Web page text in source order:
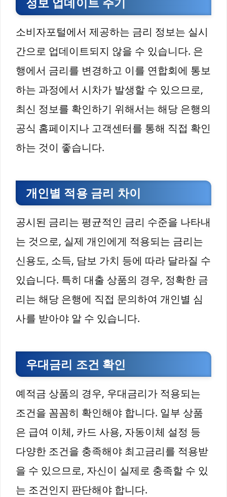
소비자포털에서 제공하는 금리 정보는 실시
간으로 업데이트되지 않을 수 있습니다. 은
행에서 금리를 변경하고 이를 연합회에 통보
하는 과정에서 시차가 발생할 수 있으므로,
최신 정보를 확인하기 위해서는 해당 은행의
공식 홈페이지나 고객센터를 통해 직접 확인
하는 것이 좋습니다.
개인별 적용 금리 차이
공시된 금리는 평균적인 금리 수준을 나타내
는 것으로, 실제 개인에게 적용되는 금리는
신용도, 소득, 담보 가치 등에 따라 달라질 수
있습니다. 특히 대출 상품의 경우, 정확한 금
리는 해당 은행에 직접 문의하여 개인별 심
사를 받아야 알 수 있습니다.
우대금리 조건 확인
예적금 상품의 경우, 우대금리가 적용되는
조건을 꼼꼼히 확인해야 합니다. 일부 상품
은 급여 이체, 카드 사용, 자동이체 설정 등
다양한 조건을 충족해야 최고금리를 적용받
을 수 있으므로, 자신이 실제로 충족할 수 있
는 조건인지 판단해야 합니다.